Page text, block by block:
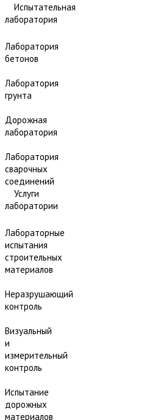
Испытательная
лаборатория
Лаборатория
бетонов
Лаборатория
грунта
Дорожная
лаборатория
Лаборатория
сварочных
соединений
Услуги
лаборатории
Лабораторные
испытания
строительных
материалов
Неразрушающий
контроль
Визуальный
и
измерительный
контроль
Испытание
дорожных
материалов